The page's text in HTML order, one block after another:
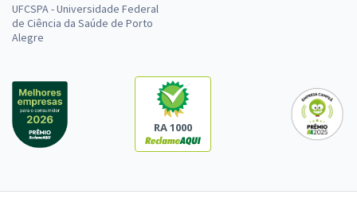
UFCSPA - Universidade Federal
de Ciência da Saúde de Porto
Alegre
RA 1000